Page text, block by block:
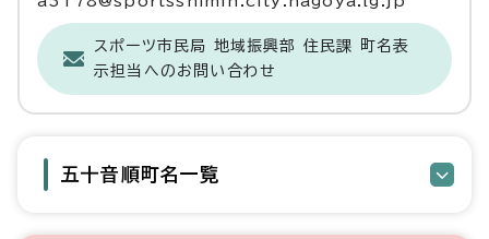
スポーツ市民局 地域振興部 住民課 町名表
示担当へのお問い合わせ
五十音順町名一覧